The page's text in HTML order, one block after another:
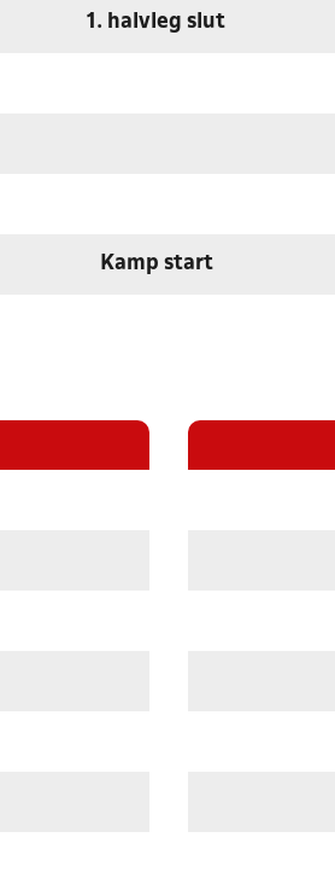
1. halvleg slut
Kamp start